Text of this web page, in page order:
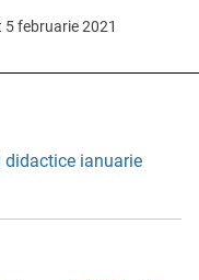
februarie 2021
didactice ianuarie